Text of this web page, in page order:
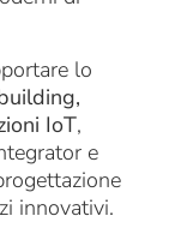
lo
IoT,
e
innovativi.